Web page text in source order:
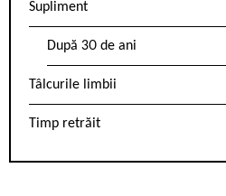
Supliment
După 30 de ani
Tâlcurile limbii
Timp retrăit